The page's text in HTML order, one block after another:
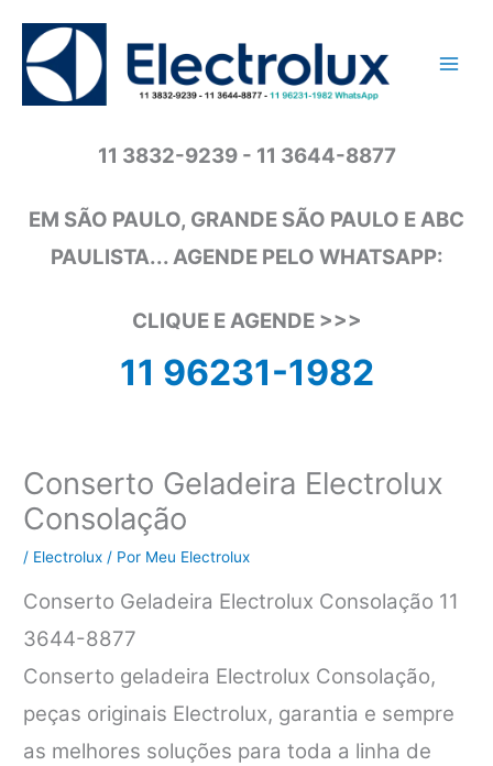
conteúdo
11 3832-9239 - 11 3644-8877
EM SÃO PAULO, GRANDE SÃO PAULO E ABC
PAULISTA... AGENDE PELO WHATSAPP:
CLIQUE E AGENDE >>>
11 96231-1982
Conserto Geladeira Electrolux
Consolação
/ Electrolux / Por Meu Electrolux
Conserto Geladeira Electrolux Consolação 11
3644-8877
Conserto geladeira Electrolux Consolação,
peças originais Electrolux, garantia e sempre
as melhores soluções para toda a linha de